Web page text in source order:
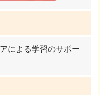
による学習のサポー